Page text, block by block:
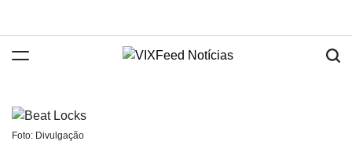
Foto: Divulgação